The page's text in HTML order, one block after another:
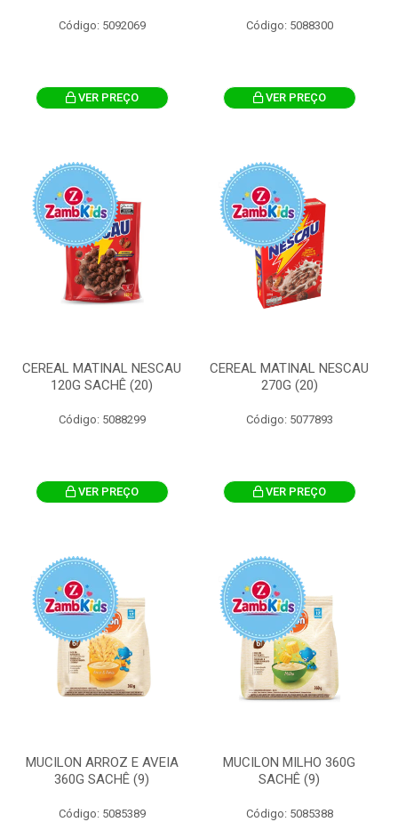
Código: 5092069
VER PREÇO
Código: 5088300
VER PREÇO
CEREAL MATINAL NESCAU
120G SACHÊ (20)
Código: 5088299
VER PREÇO
CEREAL MATINAL NESCAU
270G (20)
Código: 5077893
VER PREÇO
MUCILON ARROZ E AVEIA
360G SACHÊ (9)
Código: 5085389
MUCILON MILHO 360G
SACHÊ (9)
Código: 5085388